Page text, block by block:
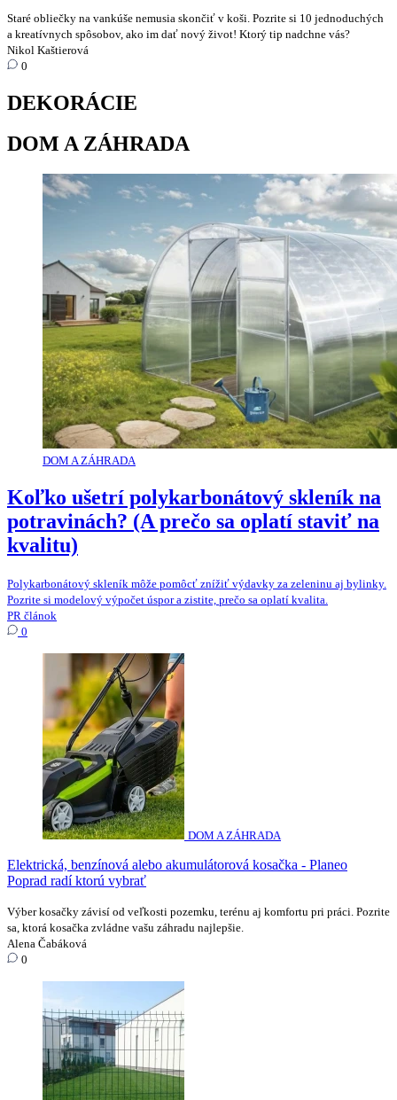
Staré obliečky na vankúše nemusia skončiť v koši. Pozrite si 10 jednoduchých
a kreatívnych spôsobov, ako im dať nový život! Ktorý tip nadchne vás?
Nikol Kaštierová
0
DEKORÁCIE
DOM A ZÁHRADA
DOM A ZÁHRADA
Koľko ušetrí polykarbonátový skleník na
potravinách? (A prečo sa oplatí staviť na
kvalitu)
Polykarbonátový skleník môže pomôcť znížiť výdavky za zeleninu aj bylinky.
Pozrite si modelový výpočet úspor a zistite, prečo sa oplatí kvalita.
PR článok
0
DOM A ZÁHRADA
Elektrická, benzínová alebo akumulátorová kosačka - Planeo
Poprad radí ktorú vybrať
Výber kosačky závisí od veľkosti pozemku, terénu aj komfortu pri práci. Pozrite
sa, ktorá kosačka zvládne vašu záhradu najlepšie.
Alena Čabáková
0